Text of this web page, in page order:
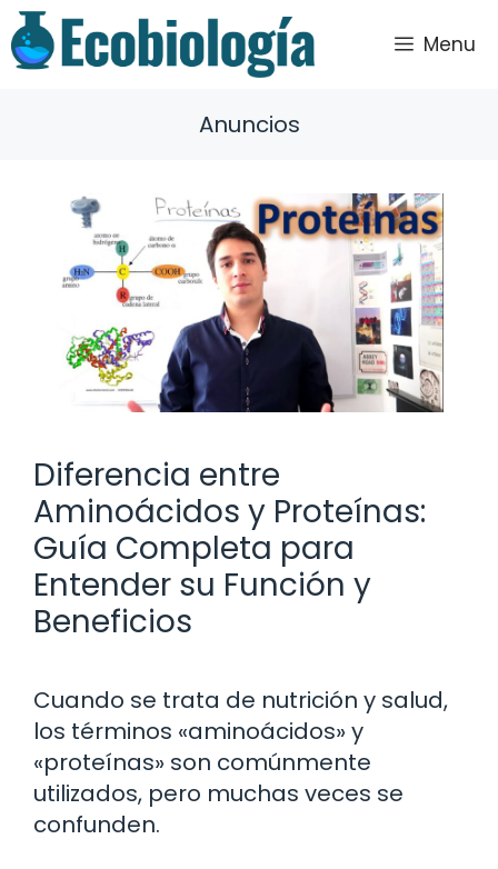
Saltar
al
contenido
Menu
Anuncios
Diferencia entre
Aminoácidos y Proteínas:
Guía Completa para
Entender su Función y
Beneficios
Cuando se trata de nutrición y salud,
los términos «aminoácidos» y
«proteínas» son comúnmente
utilizados, pero muchas veces se
confunden.